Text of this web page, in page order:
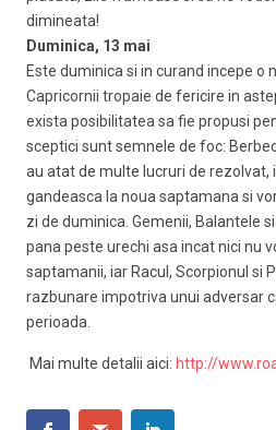
dimineata!
Duminica, 13 mai
Este duminica si in curand incepe o
Capricornii tropaie de fericire in
exista posibilitatea sa fie propusi
sceptici sunt semnele de foc:
au atat de multe lucruri de rezolvat,
gandeasca la noua saptamana si
zi de duminica. Gemenii, Balantele
pana peste urechi asa incat nici nu
saptamanii, iar Racul, Scorpionul si
razbunare impotriva unui adversar
perioada.
Mai multe detalii aici: http://